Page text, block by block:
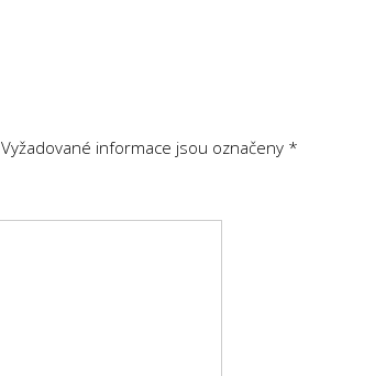
Vyžadované informace jsou označeny *